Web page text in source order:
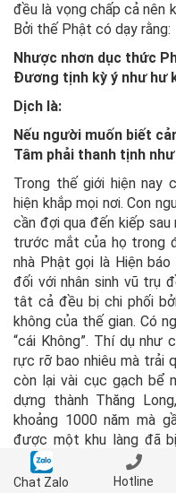
đều là vọng chấp cả nên
Bởi thế Phật có dạy rằng:
Nhược nhơn dục thức
Đương tịnh kỳ ý như hư
Dịch là:
Nếu người muốn biết
Tâm phải thanh tịnh
Trong thế giới hiện nay
hiện khắp mọi nơi. Con
cần đợi qua đến kiếp
trước mắt của họ trong
nhà Phật gọi là Hiện
đối với nhân sinh vũ trụ
tât cả đều bị chi phối
không của thế gian. Có
“cái Không”. Thí dụ như
rực rỡ bao nhiêu mà trải
còn lại vài cục gạch bể
dựng thành Thăng
khoảng 1000 năm mà
được một khu làng đã
“thành, trụ, hoại,
vạn pháp. Thật vậy,
Chat Zalo Hotline